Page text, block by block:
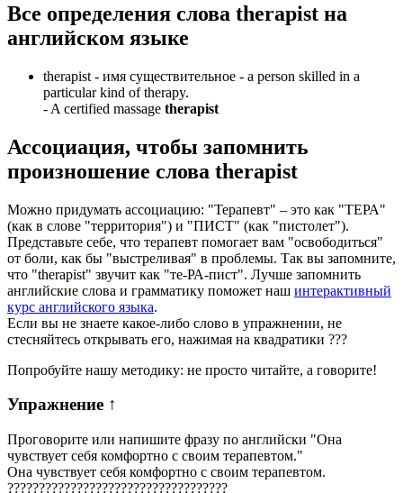
Все определения слова therapist на
английском языке
therapist - имя существительное - a person skilled in a
particular kind of therapy.
- A certified massage therapist
Ассоциация, чтобы запомнить
произношение слова therapist
Можно придумать ассоциацию: "Терапевт" – это как "ТЕРА"
(как в слове "территория") и "ПИСТ" (как "пистолет").
Представьте себе, что терапевт помогает вам "освободиться"
от боли, как бы "выстреливая" в проблемы. Так вы запомните,
что "therapist" звучит как "те-РА-пист". Лучше запомнить
английские слова и грамматику поможет наш интерактивный
курс английского языка.
Если вы не знаете какое-либо слово в упражнении, не
стесняйтесь открывать его, нажимая на квадратики ???
Попробуйте нашу методику: не просто читайте, а говорите!
Упражнение ↑
Проговорите или напишите фразу по английски "Она
чувствует себя комфортно с своим терапевтом."
Она чувствует себя комфортно с своим терапевтом.
???????????????????????????????????